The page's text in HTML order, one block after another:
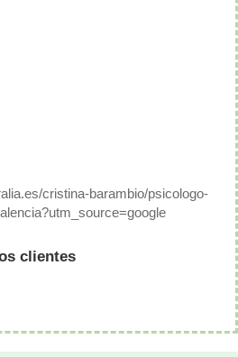
cristina-barambio/psicologo-
clientes